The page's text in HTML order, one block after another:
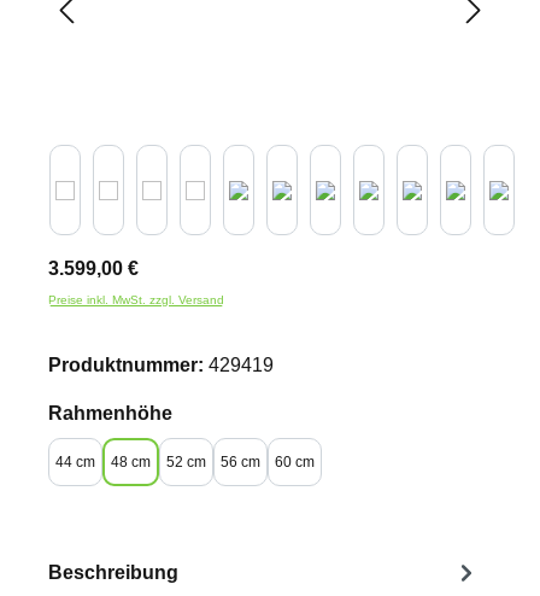
3.599,00 €
Preise inkl. MwSt. zzgl. Versand
Produktnummer: 429419
Rahmenhöheauswählen
44 cm 48 cm 52 cm 56 cm 60 cm
Beschreibung